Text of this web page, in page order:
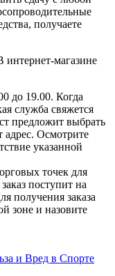
получаете
интернет-магазине
до 19.00. Когда
служба свяжется
предложит выбрать
адрес. Осмотрите
указанной
точек для
поступит на
получения заказа
зоне и назовите